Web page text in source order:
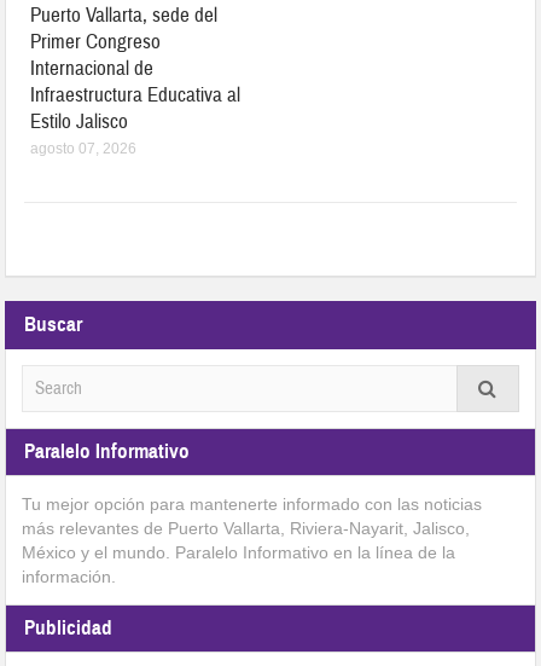
Puerto Vallarta, sede del
Primer Congreso
Internacional de
Infraestructura Educativa al
Estilo Jalisco
agosto 07, 2026
Buscar
Paralelo Informativo
Tu mejor opción para mantenerte informado con las noticias
más relevantes de Puerto Vallarta, Riviera-Nayarit, Jalisco,
México y el mundo. Paralelo Informativo en la línea de la
información.
Publicidad